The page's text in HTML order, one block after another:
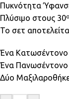
Πυκνότητα
Πλύσιμο στους
Το σετ
Ένα Κατωσέντονο
Ένα Πανωσέντονο
Δύο